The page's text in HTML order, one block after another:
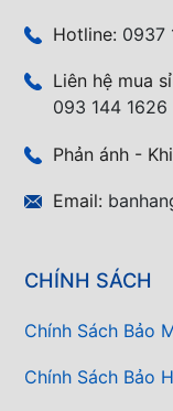
Hotline: 0937
Liên hệ mua
093 144 1626
Phản ánh -
Email:
CHÍNH SÁCH
Chính Sách Bảo
Chính Sách Bảo